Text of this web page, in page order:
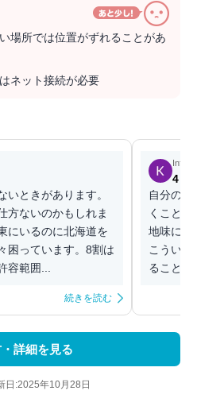
場所では位置がずれることがあ
ネット接続が必要
いときがあります。
方ないのかもしれま
にいるのに北海道を
困っています。8割は
容範囲...
続きを読む
4
自分の
くこと
地味に嬉
こういう
ることが
詳細を見る
日:2025年10月28日